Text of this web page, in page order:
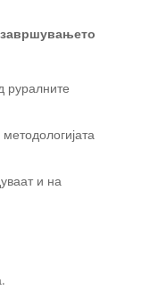
руралните
и на